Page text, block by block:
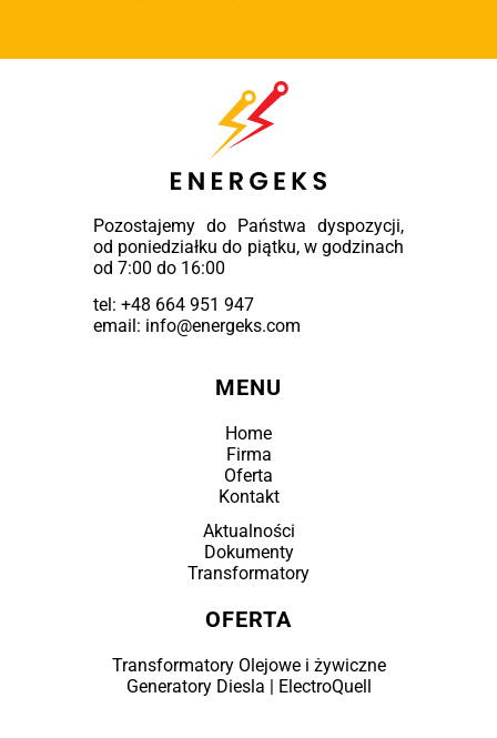
Pozostajemy do Państwa dyspozycji,
od poniedziałku do piątku, w godzinach
od 7:00 do 16:00
tel: +48 664 951 947
email: info@energeks.com
MENU
Home
Firma
Oferta
Kontakt
Aktualności
Dokumenty
Transformatory
OFERTA
Transformatory Olejowe i żywiczne
Generatory Diesla | ElectroQuell